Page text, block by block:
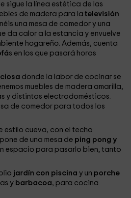
sigue la línea estética de las
de madera para latelevisión
una mesa de comedor y una
da calor a la estancia y envuelve
hogareño. Además, cuenta
s en los que pasará horas
donde la labor de cocinar se
muebles de madera amarilla,
y distintos electrodomésticos.
de comedor para todos los
estilo cueva, con el techo
de una mesa de ping pong y
espacio para pasarlo bien, tanto
jardín con piscina y un porche
y barbacoa, para cocina